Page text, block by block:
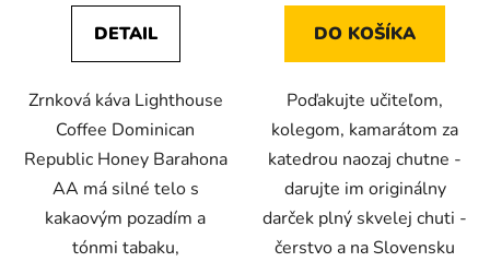
5,0
z
hviezdičiek.
DETAIL
Zrnková káva Lighthouse
Coffee Dominican
Republic Honey Barahona
AA má silné telo s
kakaovým pozadím a
tónmi tabaku,
5,0
z
hviezdičiek.
DO KOŠÍKA
Poďakujte učiteľom,
kolegom, kamarátom za
katedrou naozaj chutne -
darujte im originálny
darček plný skvelej chuti -
čerstvo a na Slovensku